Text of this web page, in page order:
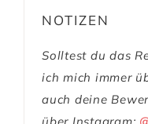
NOTIZEN
Solltest du das
ich mich immer
auch deine